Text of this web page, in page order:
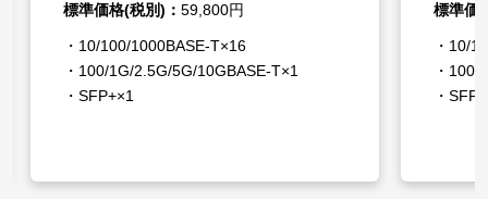
標準価格(税別)：59,800円
・10/100/1000BASE-T×16
・100/1G/2.5G/5G/10GBASE-T×1
・SFP+×1
標準価
・10/
・100/
・